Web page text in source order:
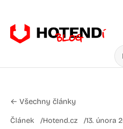
← Všechny články
Článek Hotend.cz 13. února